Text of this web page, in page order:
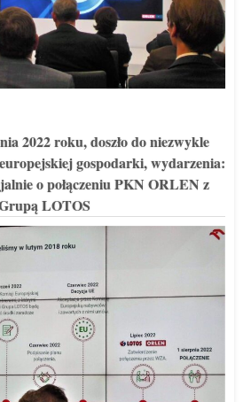
2022 roku, doszło do niezwykle
gospodarki, wydarzenia:
o połączeniu PKN ORLEN z
LOTOS